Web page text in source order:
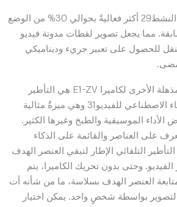
تثبيت الوضع الديناميكي النشط29 أكثر فعاليةً بحوالي 30% من الوضع
السابقة. مما يجعل تصوير لقطات مدونة فيديو
للحصول على تعبير جريء وديناميكي
ومن بين إحدى المزايا المذهلة الأخرى لكاميرا E1-ZV هي التأطير
التلقائي القائم على الذكاء الاصطناعي للفيديو31 وهي ميزةٌ مثالية
الموسيقية والطبخ وغيرها الكثير.
على العناصر والقائمة على الذكاء
التلقائي الإطار لتبقي العنصر الهدف
وحتى بدون تحريك الكاميرا، يتم
العنصر الهدف بسلاسة، ما من شأنه أت
التصوير بواسطة شخصٍ واحد. يمكن اختيار